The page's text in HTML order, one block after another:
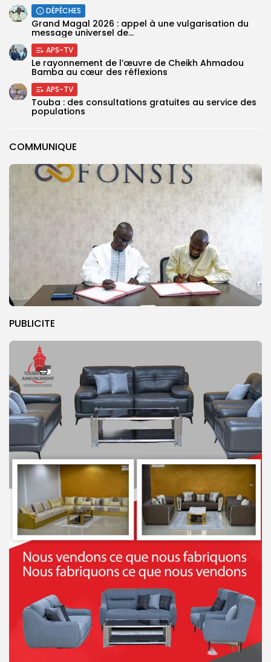
COMMUNIQUE
PUBLICITE
DÉPÊCHES
Grand Magal 2026 : appel à une vulgarisation du
message universel de...
APS-TV
Le rayonnement de l’œuvre de Cheikh Ahmadou
Bamba au cœur des réflexions
APS-TV
Touba : des consultations gratuites au service des
populations